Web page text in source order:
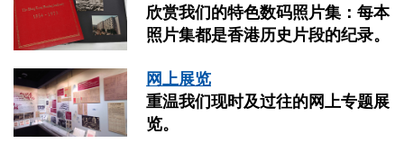
馆
藏
欣赏我们的特色数码照片集：每本
照片集都是香港历史片段的纪录。
网上展览
重温我们现时及过往的网上专题展
览。